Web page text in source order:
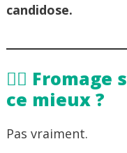
candidose.
🧘‍♀️
ce mieux ?
Pas vraiment.